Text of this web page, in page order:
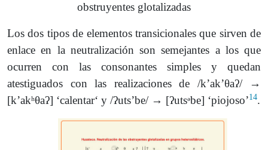
obstruyentes glotalizadas
Los dos tipos de elementos transicionales que sirven de
enlace en la neutralización son semejantes a los que
ocurren con las consonantes simples y quedan
atestiguados con las realizaciones de /kʼakʼθaʔ/ →
[kʼakʰθaʔ] ‘calentar‘ y /ʔutsʼbe/ → [ʔutsᵊbe] ‘piojoso’14.